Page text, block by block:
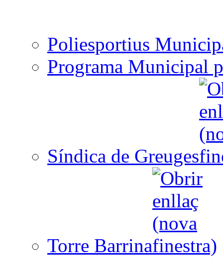
Poliesportius
Programa Municipal
Síndica de Greuges
Torre Barrina